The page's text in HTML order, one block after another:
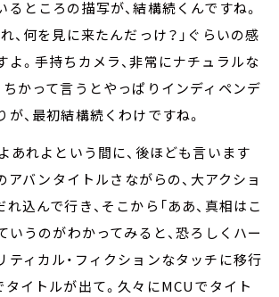
ところの描写が、結構続くんですね。
、何を見に来たんだっけ？」ぐらいの感
よ。手持ちカメラ、非常にナチュラルな
ちかって言うとやっぱりインディペンデ
、最初結構続くわけですね。
あれよという間に、後ほども言います
アバンタイトルさながらの、大アクショ
込んで行き、そこから「ああ、真相はこ
いうのがわかってみると、恐ろしくハー
ティカル・フィクションなタッチに移行
タイトルが出て。久々にMCUでタイト